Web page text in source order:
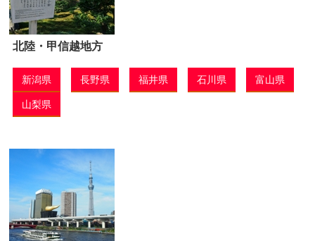
北陸・甲信越地方
新潟県 長野県 福井県 石川県
富山県
山梨県